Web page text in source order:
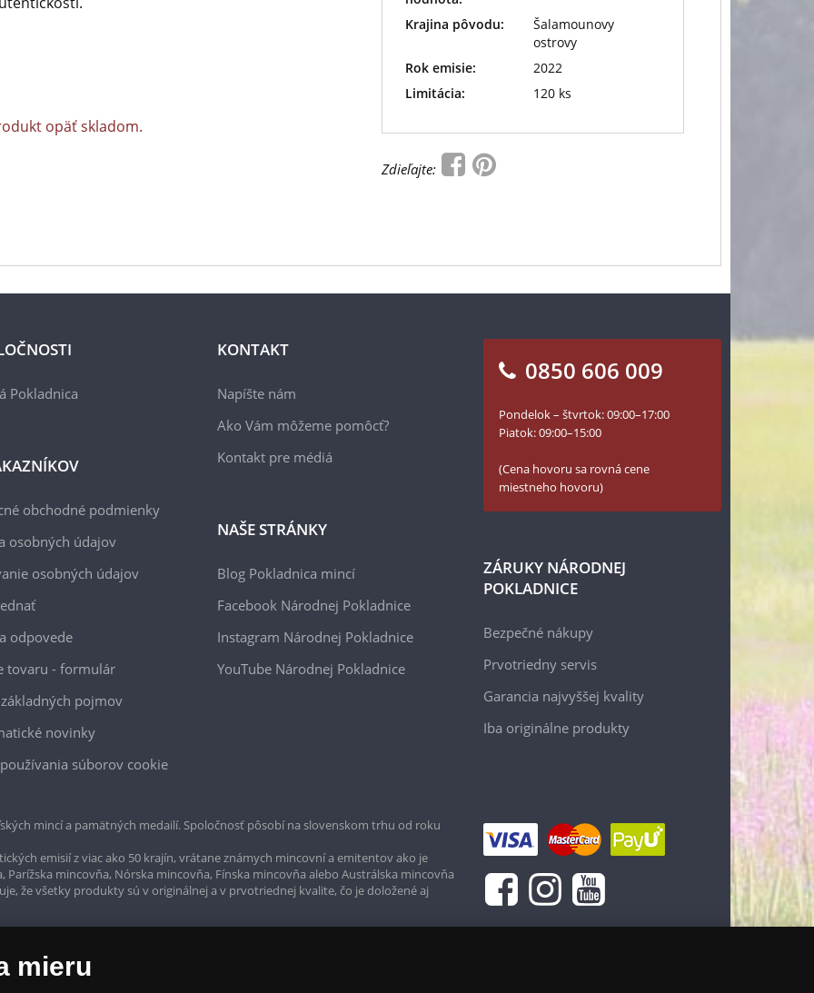
opäť skladom.
Krajina pôvodu:
Šalamounovy
ostrovy
Rok emisie:
2022
Limitácia:
120 ks
Zdieľajte:
Pokladnica
obchodné podmienky
osobných údajov
osobných údajov
odpovede
tovaru - formulár
pojmov
novinky
súborov cookie
KONTAKT
Napíšte nám
Ako Vám môžeme pomôcť?
Kontakt pre médiá
NAŠE STRÁNKY
Blog Pokladnica mincí
Facebook Národnej Pokladnice
Instagram Národnej Pokladnice
YouTube Národnej Pokladnice
0850 606 009
Pondelok – štvrtok: 09:00–17:00
Piatok: 09:00–15:00
(Cena hovoru sa rovná cene
miestneho hovoru)
ZÁRUKY NÁRODNEJ
POKLADNICE
Bezpečné nákupy
Prvotriedny servis
Garancia najvyššej kvality
Iba originálne produkty
mincí a pamätných medailí. Spoločnosť pôsobí na slovenskom trhu od roku
emisií z viac ako 50 krajín, vrátane známych mincovní a emitentov ako je
mincovňa, Nórska mincovňa, Fínska mincovňa alebo Austrálska mincovňa
že všetky produkty sú v originálnej a v prvotriednej kvalite, čo je doložené aj
mieru